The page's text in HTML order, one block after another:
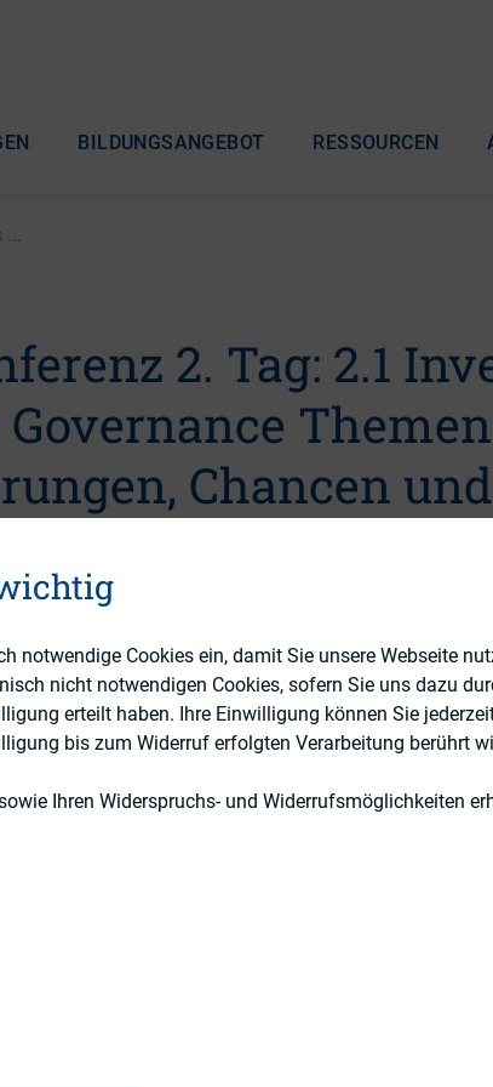
BILDUNGSANGEBOT RESSOURCEN
...
2. Tag: 2.1
Chancen
(inkl. Nachhaltigkeit & Governance), IR-
Publikationen
weitere Stakeholder haben oft
notwendige Cookies ein, damit Sie unsere Webseite
nicht notwendigen Cookies, sofern Sie uns dazu
erteilt haben. Ihre Einwilligung können Sie
bis zum Widerruf erfolgten Verarbeitung berührt
Ihren Widerspruchs- und Widerrufsmöglichkeiten